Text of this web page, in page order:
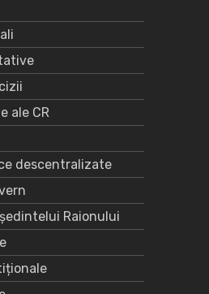
ale CR
descentralizate
Raionului